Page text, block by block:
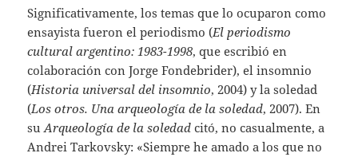
Significativamente, los temas que lo ocuparon como
ensayista fueron el periodismo (El periodismo
cultural argentino: 1983-1998, que escribió en
colaboración con Jorge Fondebrider), el insomnio
(Historia universal del insomnio, 2004) y la soledad
(Los otros. Una arqueología de la soledad, 2007). En
suArqueología de la soledad citó, no casualmente, a
Andrei Tarkovsky: «Siempre he amado a los que no